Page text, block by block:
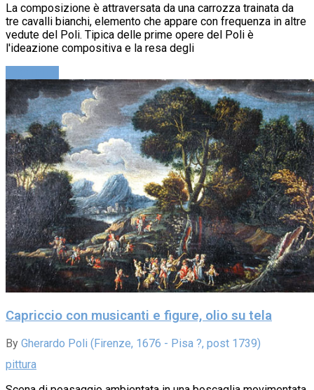
La composizione è attraversata da una carrozza trainata da
tre cavalli bianchi, elemento che appare con frequenza in altre
vedute del Poli. Tipica delle prime opere del Poli è
l'ideazione compositiva e la resa degli
Capriccio con musicanti e figure, olio su tela
By Gherardo Poli (Firenze, 1676 - Pisa ?, post 1739)
pittura